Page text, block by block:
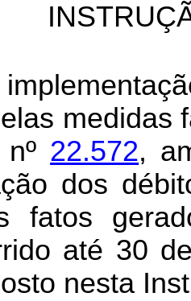
medidas
22.572,
dos
fatos
até 30
nesta